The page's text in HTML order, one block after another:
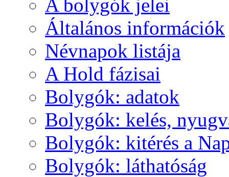
A boly­gók je­lei
Ál­ta­lá­nos in­for­má­ci­ók
Név­na­pok lis­tá­ja
A Hold fá­zi­sai
Boly­gók: ada­tok
Boly­gók: ke­lés,
Boly­gók: ki­té­rés a
Boly­gók: lát­ha­tó­ság